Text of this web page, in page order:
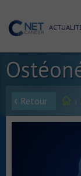
Retour